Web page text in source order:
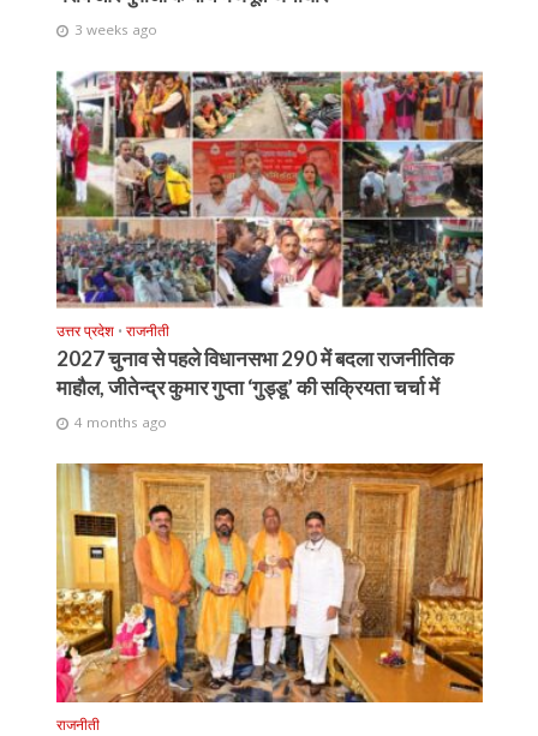
3 weeks ago
उत्तर प्रदेश • राजनीती
2027 चुनाव से पहले विधानसभा 290 में बदला राजनीतिक
माहौल, जीतेन्द्र कुमार गुप्ता ‘गुड्डू’ की सक्रियता चर्चा में
4 months ago
राजनीती